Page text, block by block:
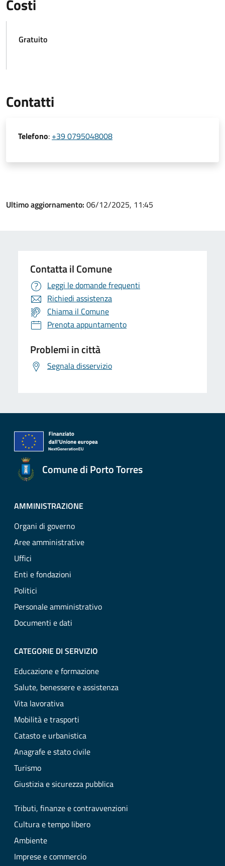
Costi
Gratuito
Contatti
Telefono: +39 0795048008
Ultimo aggiornamento: 06/12/2025, 11:45
Contatta il Comune
Leggi le domande frequenti
Richiedi assistenza
Chiama il Comune
Prenota appuntamento
Problemi in città
Segnala disservizio
Comune di Porto Torres
AMMINISTRAZIONE
Organi di governo
Aree amministrative
Uffici
Enti e fondazioni
Politici
Personale amministrativo
Documenti e dati
CATEGORIE DI SERVIZIO
Educazione e formazione
Salute, benessere e assistenza
Vita lavorativa
Mobilità e trasporti
Catasto e urbanistica
Anagrafe e stato civile
Turismo
Giustizia e sicurezza pubblica
Tributi, finanze e contravvenzioni
Cultura e tempo libero
Ambiente
Imprese e commercio